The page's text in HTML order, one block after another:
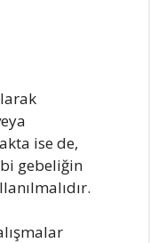
ise de,
gebeliğin